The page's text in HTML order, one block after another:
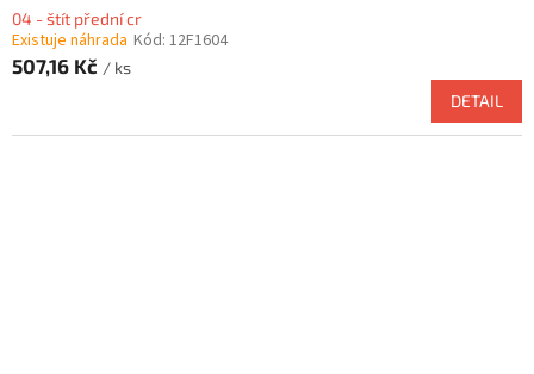
04 - štít přední cr
Existuje náhrada Kód: 12F1604
507,16 Kč / ks
DETAIL